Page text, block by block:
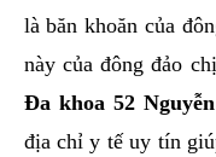
là băn khoăn của
này của đông đảo
Đa khoa 52
địa chỉ y tế uy tín